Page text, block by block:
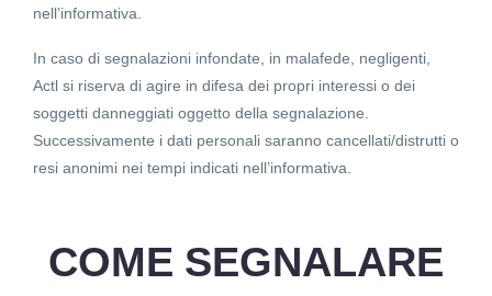
nell’informativa.
In caso di segnalazioni infondate, in malafede, negligenti,
Actl si riserva di agire in difesa dei propri interessi o dei
soggetti danneggiati oggetto della segnalazione.
Successivamente i dati personali saranno cancellati/distrutti o
resi anonimi nei tempi indicati nell’informativa.
COME SEGNALARE